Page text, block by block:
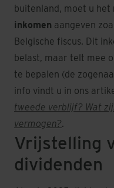
buitenland, moet u het
inkomen aangeven
Belgische fiscus. Dit
belast, maar telt mee
te bepalen (de
info vindt u in ons
tweede verblijf? Wat
vermogen?.
Vrijstelling
dividenden